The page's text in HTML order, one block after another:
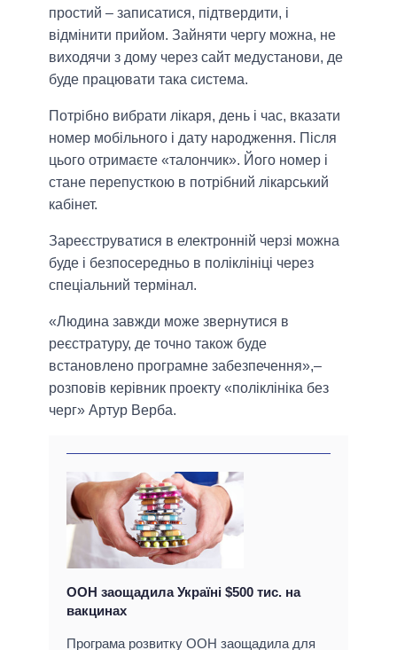
простий – записатися, підтвердити, і
відмінити прийом. Зайняти чергу можна, не
виходячи з дому через сайт медустанови, де
буде працювати така система.
Потрібно вибрати лікаря, день і час, вказати
номер мобільного і дату народження. Після
цього отримаєте «талончик». Його номер і
стане перепусткою в потрібний лікарський
кабінет.
Зареєструватися в електронній черзі можна
буде і безпосередньо в поліклініці через
спеціальний термінал.
«Людина завжди може звернутися в
реєстратуру, де точно також буде
встановлено програмне забезпечення»,–
розповів керівник проекту «поліклініка без
черг» Артур Верба.
ООН заощадила Україні $500 тис. на
вакцинах
Програма розвитку ООН заощадила для